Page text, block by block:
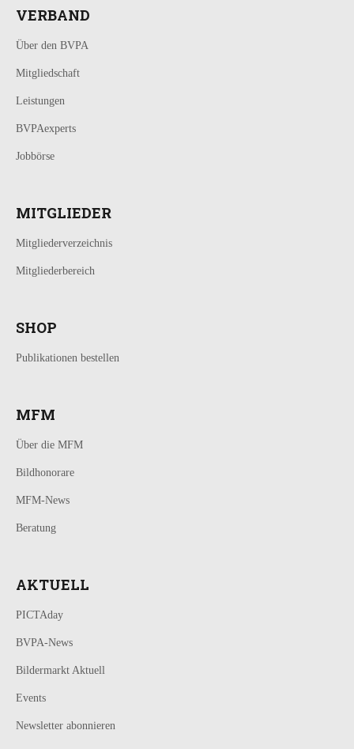
VERBAND
Über den BVPA
Mitgliedschaft
Leistungen
BVPAexperts
Jobbörse
MITGLIEDER
Mitgliederverzeichnis
Mitgliederbereich
SHOP
Publikationen bestellen
MFM
Über die MFM
Bildhonorare
MFM-News
Beratung
AKTUELL
PICTAday
BVPA-News
Bildermarkt Aktuell
Events
Newsletter abonnieren